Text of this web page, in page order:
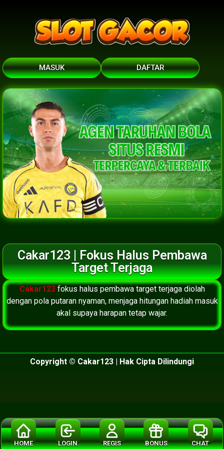
MASUK DAFTAR
Cakar123 | Fokus Halus Pembawa
Target Terjaga
Cakar123 fokus halus pembawa target terjaga diolah
dengan pola putaran nyaman, menjaga hitungan hadiah masuk
akal supaya harapan tetap wajar.
Copyright © Cakar123 | Hak Cipta Dilindungi
HOME LOGIN REGIS BONUS CHAT